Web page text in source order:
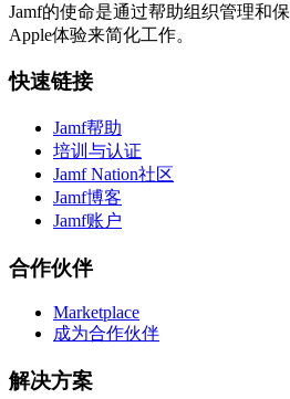
Jamf的使命是通过帮助组织管理和
Apple体验来简化工作。
快速链接
Jamf帮助
培训与认证
Jamf Nation社区
Jamf博客
Jamf账户
合作伙伴
Marketplace
成为合作伙伴
解决方案